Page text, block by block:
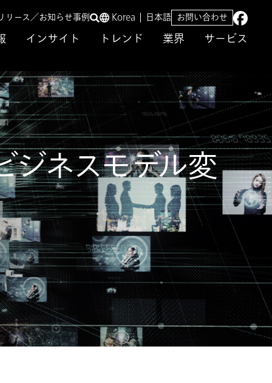
インサイト トレンド 業界 サービス
リース／お知らせ事例 Korea 日本語 お問い合わせ
ネスモデル変